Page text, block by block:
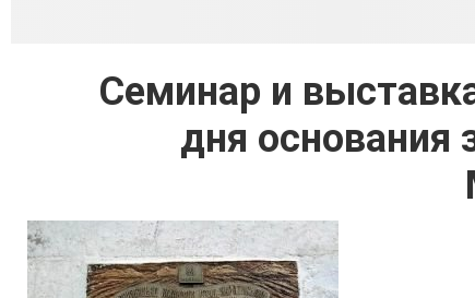
Семинар и
дня основания